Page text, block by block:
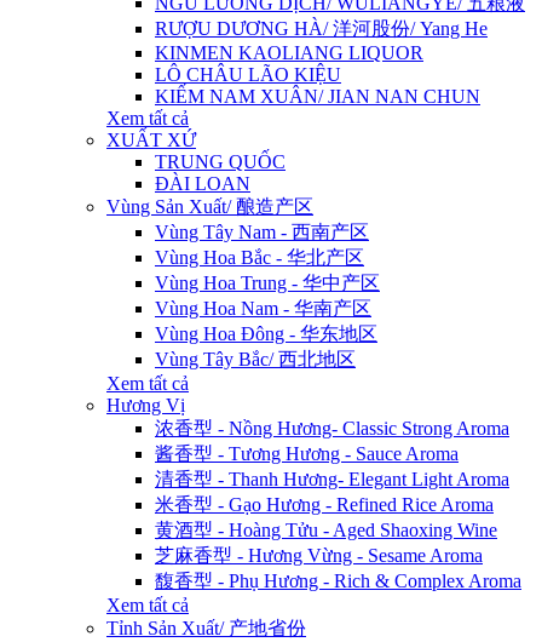
RƯỢU DƯƠNG HÀ/ 洋河股份/ Yang He
KINMEN KAOLIANG LIQUOR
LÔ CHÂU LÃO KIỆU
KIẾM NAM XUÂN/ JIAN NAN CHUN
Xem tất cả
XUẤT XỨ
TRUNG QUỐC
ĐÀI LOAN
Vùng Sản Xuất/ 酿造产区
Vùng Tây Nam - 西南产区
Vùng Hoa Bắc - 华北产区
Vùng Hoa Trung - 华中产区
Vùng Hoa Nam - 华南产区
Vùng Hoa Đông - 华东地区
Vùng Tây Bắc/ 西北地区
Xem tất cả
Hương Vị
浓香型 - Nồng Hương- Classic Strong Aroma
酱香型 - Tương Hương - Sauce Aroma
清香型 - Thanh Hương- Elegant Light Aroma
米香型 - Gạo Hương - Refined Rice Aroma
黄酒型 - Hoàng Tửu - Aged Shaoxing Wine
芝麻香型 - Hương Vừng - Sesame Aroma
馥香型 - Phụ Hương - Rich & Complex Aroma
Xem tất cả
Tỉnh Sản Xuất/ 产地省份